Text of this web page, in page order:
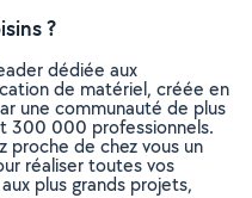
?
dédiée aux
de matériel, créée en
une communauté de plus
300 000 professionnels.
proche de chez vous un
réaliser toutes vos
plus grands projets,